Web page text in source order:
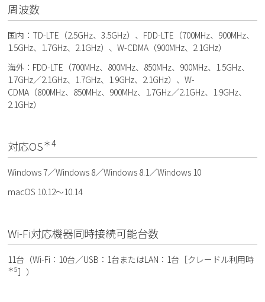
周波数
国内：TD-LTE（2.5GHz、3.5GHz）、FDD-LTE（700MHz、900MHz、
1.5GHz、1.7GHz、2.1GHz）、W-CDMA（900MHz、2.1GHz）
海外：FDD-LTE（700MHz、800MHz、850MHz、900MHz、1.5GHz、
1.7GHz／2.1GHz、1.7GHz、1.9GHz、2.1GHz）、W-
CDMA（800MHz、850MHz、900MHz、1.7GHz／2.1GHz、1.9GHz、
2.1GHz）
対応OS＊4
Windows 7／Windows 8／Windows 8.1／Windows 10
macOS 10.12～10.14
Wi-Fi対応機器同時接続可能台数
11台（Wi-Fi：10台／USB：1台またはLAN：1台［クレードル利用時
＊5］）